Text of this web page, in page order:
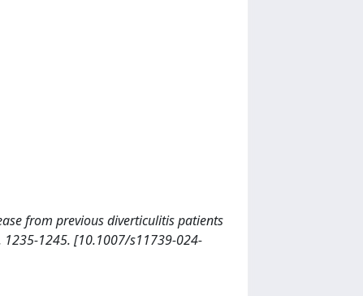
from previous diverticulitis patients
1235-1245. [10.1007/s11739-024-